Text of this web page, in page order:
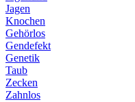
Jagen
Knochen
Gehörlos
Gendefekt
Genetik
Taub
Zecken
Zahnlos